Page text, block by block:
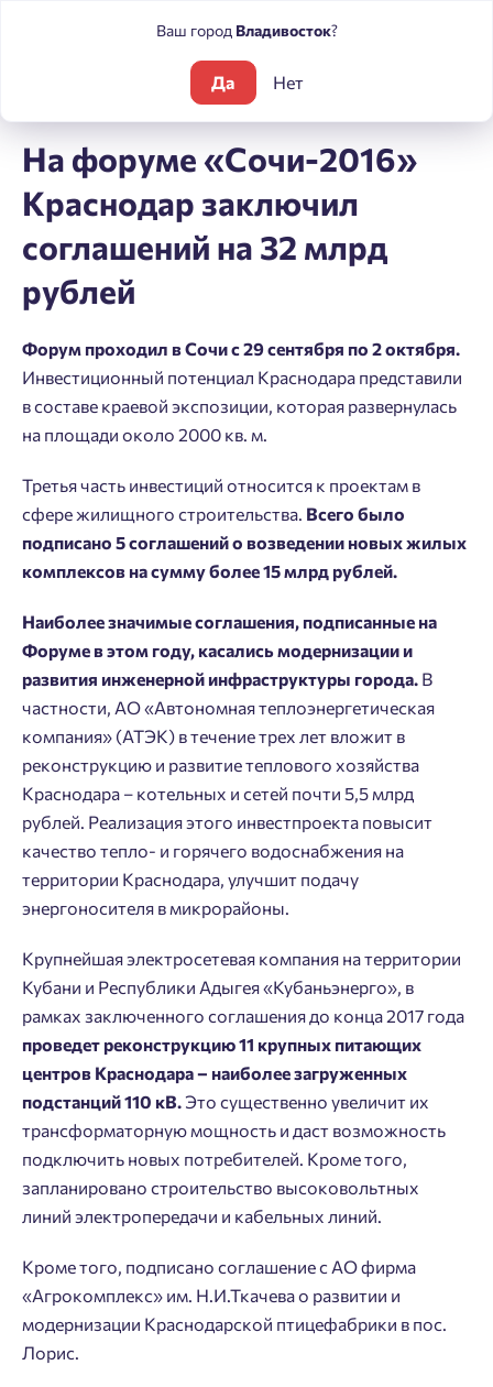
На форуме «Сочи-2016» Краснодар
На форуме «Сочи-2016»
Краснодар заключил
соглашений на 32 млрд
рублей
Форум проходил в Сочи с 29 сентября по 2 октября.
Инвестиционный потенциал Краснодара представили
в составе краевой экспозиции, которая развернулась
на площади около 2000 кв. м.
Третья часть инвестиций относится к проектам в
сфере жилищного строительства. Всего было
подписано 5 соглашений о возведении новых жилых
комплексов на сумму более 15 млрд рублей.
Наиболее значимые соглашения, подписанные на
Форуме в этом году, касались модернизации и
развития инженерной инфраструктуры города. В
частности, АО «Автономная теплоэнергетическая
компания» (АТЭК) в течение трех лет вложит в
реконструкцию и развитие теплового хозяйства
Краснодара – котельных и сетей почти 5,5 млрд
рублей. Реализация этого инвестпроекта повысит
качество тепло- и горячего водоснабжения на
территории Краснодара, улучшит подачу
энергоносителя в микрорайоны.
Крупнейшая электросетевая компания на территории
Кубани и Республики Адыгея «Кубаньэнерго», в
рамках заключенного соглашения до конца 2017 года
проведет реконструкцию 11 крупных питающих
центров Краснодара – наиболее загруженных
подстанций 110 кВ.Это существенно увеличит их
трансформаторную мощность и даст возможность
подключить новых потребителей. Кроме того,
запланировано строительство высоковольтных
линий электропередачи и кабельных линий.
Кроме того, подписано соглашение с АО фирма
«Агрокомплекс» им. Н.И.Ткачева о развитии и
модернизации Краснодарской птицефабрики в пос.
Лорис.
Пожалуйста, оставьте ваши контакты и мы вам
перезвоним.
Телефон
Добро пожаловать в личный
кабинет
Делитесь подборками
Выбор города
Краснодар
Пермь
Нет времени выбирать?
Ваш город Владивосток?
Да Нет